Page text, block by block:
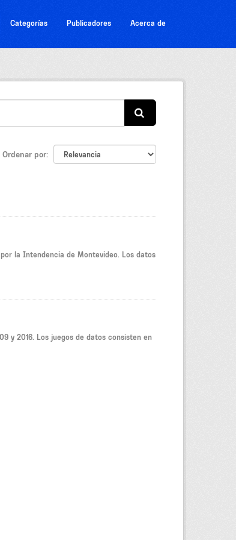
Categorías Publicadores Acerca de
Ordenar por
la Intendencia de Montevideo. Los datos
y 2016. Los juegos de datos consisten en